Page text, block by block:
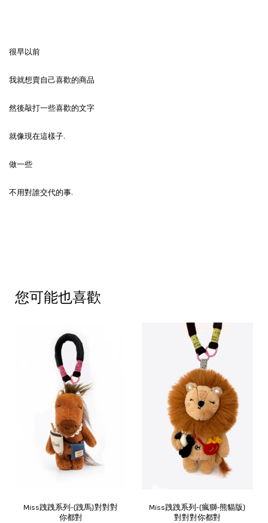
很早以前
我就想賣自己喜歡的商品
然後敲打一些喜歡的文字
就像現在這樣子.
做一些
不用對誰交代的事.
您可能也喜歡
Miss跩跩系列-{跩馬}對對對
你都對
Miss跩跩系列-{瘋獅-熊貓版}
對對對你都對